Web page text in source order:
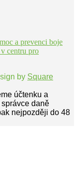
a prevenci boje
centru pro
by Square
účtenku a
daně
nejpozději do 48